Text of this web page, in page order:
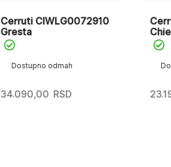
Dostupno odmah
Cerruti CIWLG0072910
Gresta
34.090,00 RSD